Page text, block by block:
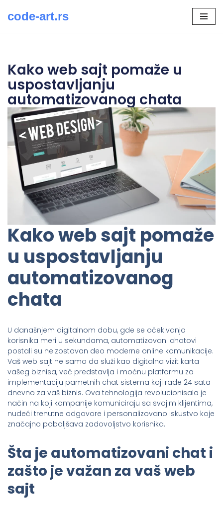
code-art.rs
Kako web sajt pomaže u
uspostavljanju
automatizovanog chata
Kako web sajt pomaže
u uspostavljanju
automatizovanog
chata
U današnjem digitalnom dobu, gde se očekivanja
korisnika meri u sekundama, automatizovani chatovi
postali su neizostavan deo moderne online komunikacije.
Vaš web sajt ne samo da služi kao digitalna vizit karta
vašeg biznisa, već predstavlja i moćnu platformu za
implementaciju pametnih chat sistema koji rade 24 sata
dnevno za vaš biznis. Ova tehnologija revolucionisala je
način na koji kompanije komuniciraju sa svojim klijentima,
nudeći trenutne odgovore i personalizovano iskustvo koje
značajno poboljšava zadovoljstvo korisnika.
Šta je automatizovani chat i
zašto je važan za vaš web
sajt